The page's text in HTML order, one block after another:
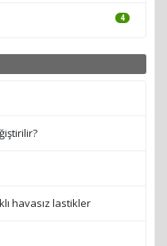
4
havasız lastikler